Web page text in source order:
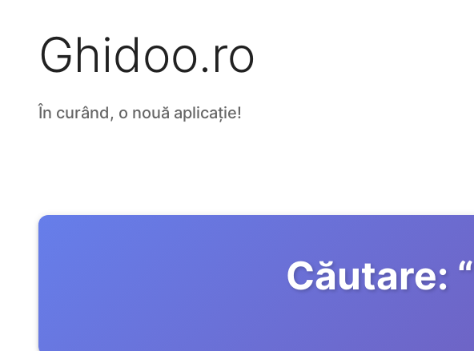
Ghidoo.ro
În curând, o nouă aplicație!
Căutare: “